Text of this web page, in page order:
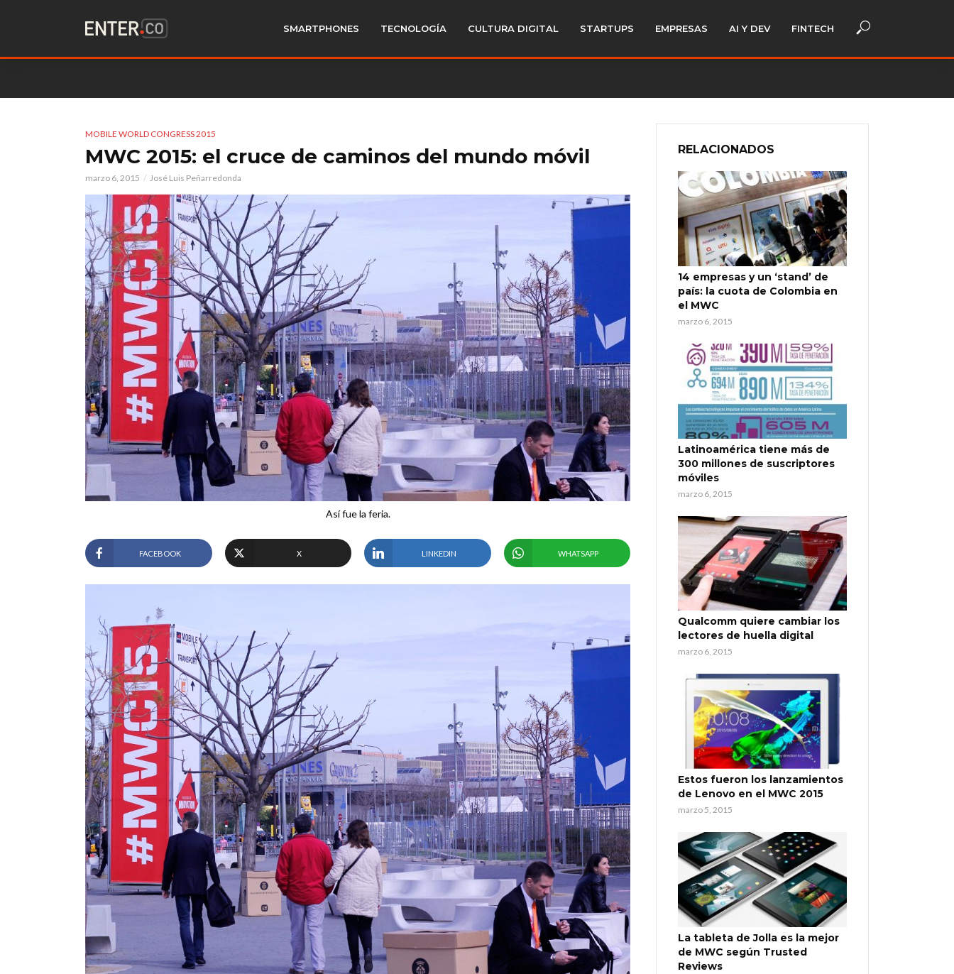
SMARTPHONES TECNOLOGÍA CULTURA DIGITAL STARTUPS EMPRESAS AI Y DEV FINTECH
MOBILE WORLD CONGRESS 2015
MWC 2015: el cruce de caminos del mundo móvil
marzo 6, 2015 José Luis Peñarredonda
Así fue la feria.
FACEBOOK X LINKEDIN WHATSAPP
RELACIONADOS
14 empresas y un ‘stand’ de
país: la cuota de Colombia en
el MWC
marzo 6, 2015
Latinoamérica tiene más de
300 millones de suscriptores
móviles
marzo 6, 2015
Qualcomm quiere cambiar los
lectores de huella digital
marzo 6, 2015
Estos fueron los lanzamientos
de Lenovo en el MWC 2015
marzo 5, 2015
La tableta de Jolla es la mejor
de MWC según Trusted
Reviews